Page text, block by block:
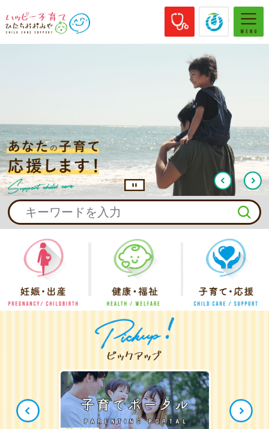
ハッピー子育てひたちおおみや
休日当番医
常陸
前へ
停止
あなたの子育て応援します！
次へ